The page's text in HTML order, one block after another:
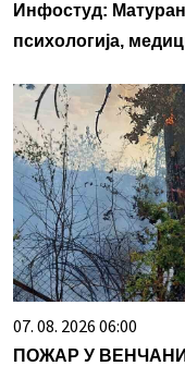
Инфостуд:
психологија,
07. 08. 2026 06:00
ПОЖАР У